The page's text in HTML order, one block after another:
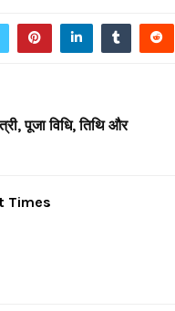
पूजा विधि, तिथि और
Times